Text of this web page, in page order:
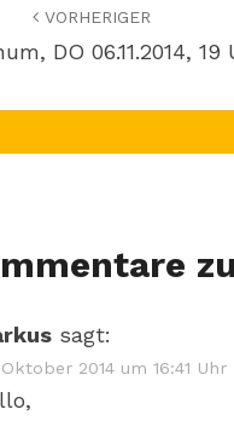
VORHERIGER
DO 06.11.2014, 19
sagt:
2014 um 16:41 Uhr